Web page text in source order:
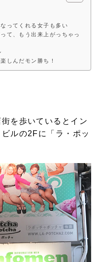
ってくれる女子も多い
て、もう出来上がっちゃっ
しんだモン勝ち！
を歩いているとイン
ルの2Fに「ラ・ポッ